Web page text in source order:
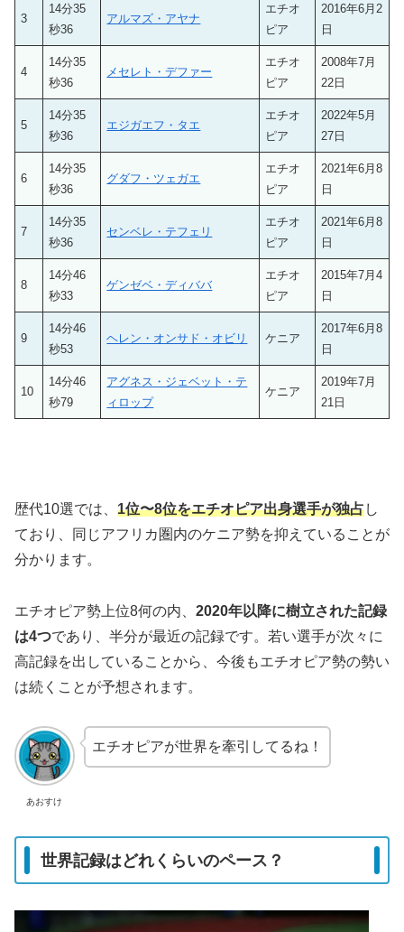
3
14分35
秒36
アルマズ・アヤナ
エチオ
ピア
2016年6月2
日
4
14分35
秒36
メセレト・デファー
エチオ
ピア
2008年7月
22日
5
14分35
秒36
エジガエフ・タエ
エチオ
ピア
2022年5月
27日
6
14分35
秒36
グダフ・ツェガエ
エチオ
ピア
2021年6月8
日
7
14分35
秒36
センベレ・テフェリ
エチオ
ピア
2021年6月8
日
8
14分46
秒33
ゲンゼベ・ディババ
エチオ
ピア
2015年7月4
日
9
14分46
秒53
ヘレン・オンサド・オビリ ケニア
2017年6月8
日
10
14分46
秒79
アグネス・ジェベット・テ
ィロップ
ケニア
2019年7月
21日
歴代10選では、 1位〜8位をエチオピア出身選手が独占し
ており、同じアフリカ圏内のケニア勢を抑えていることが
分かります。
エチオピア勢上位8何の内、 2020年以降に樹立された記録
は4つであり、半分が最近の記録です。若い選手が次々に
高記録を出していることから、今後もエチオピア勢の勢い
は続くことが予想されます。
あおすけ
エチオピアが世界を牽引してるね！
世界記録はどれくらいのペース？